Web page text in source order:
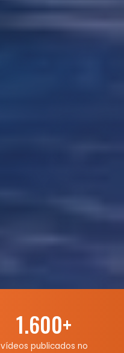
1.600+
vídeos publicados no